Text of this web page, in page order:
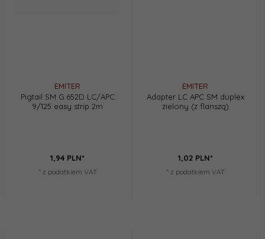
EMITER
Pigtail SM G.652D LC/APC
9/125 easy strip 2m
1,94 PLN*
* z podatkiem VAT
EMITER
Adapter LC APC SM duplex
zielony (z flanszą)
1,02 PLN*
* z podatkiem VAT